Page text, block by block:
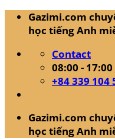
Skip
Gazimi.com
học tiếng Anh
Contact
08:00 - 17:00
+84 339 104
Gazimi.com
học tiếng Anh